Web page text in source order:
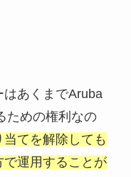
はあくまでAruba
ための権利なの
てを解除しても
運用することが